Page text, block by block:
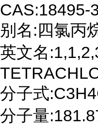
CAS:18495-
别名:四氯丙
英文名
分子式
分子量